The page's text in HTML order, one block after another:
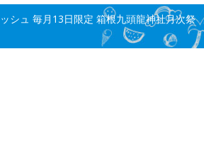
シュ 毎月13日限定 箱根九頭龍神社月次祭